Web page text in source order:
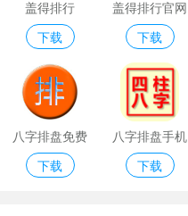
盖得排行
下载
盖得排行官网
app
下载
八字排盘免费
版
下载
八字排盘手机
版免费版
下载